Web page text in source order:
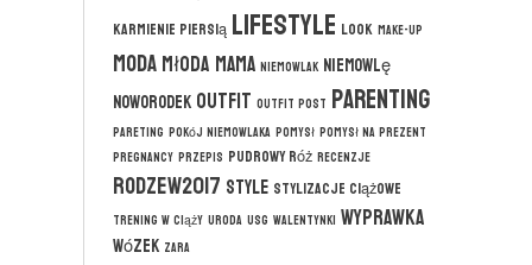
karmienie piersią lifestyle look make-up
modamłoda mama niemowlak niemowlę
noworodek outfit outfit post parenting
pareting pokój niemowlaka pomysł pomysł na prezent
pregnancy przepis pudrowy róż recenzje
rodzew2017 style stylizacje ciążowe
trening w ciąży uroda usg walentynki wyprawka
wózek zara